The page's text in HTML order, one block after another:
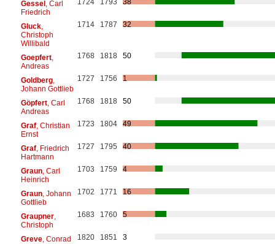
Gessel, Carl
Friedrich
1724 1793 38
Gluck,
Christoph
Willibald
1714 1787 32
Goepfert,
Andreas
1768 1818 50
Goldberg,
Johann Gottlieb
1727 1756 1
Göpfert, Carl
Andreas
1768 1818 50
Graf, Christian
Ernst
1723 1804 49
Graf, Friedrich
Hartmann
1727 1795 40
Graun, Carl
Heinrich
1703 1759 4
Graun, Johann
Gottlieb
1702 1771 16
Graupner,
Christoph
1683 1760 5
Greve, Conrad 1820 1851
3